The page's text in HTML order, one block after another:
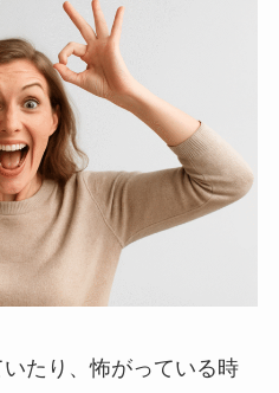
たり、怖がっている時